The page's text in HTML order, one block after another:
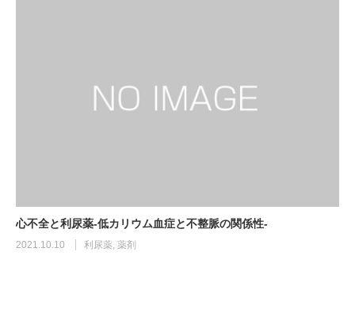
心不全と利尿薬-低カリウム血症と不整脈の関係性-
2021.10.10 利尿薬, 薬剤